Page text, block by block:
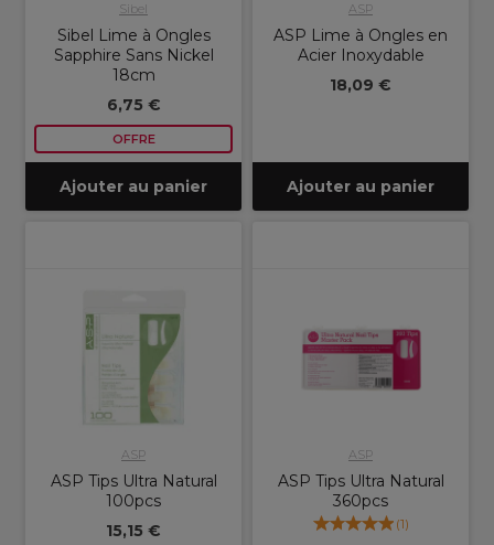
Sibel
Sibel Lime à Ongles
Sapphire Sans Nickel
18cm
6,75 €
OFFRE
Ajouter au panier
ASP
ASP Lime à Ongles en
Acier Inoxydable
18,09 €
Ajouter au panier
ASP
ASP Tips Ultra Natural
100pcs
15,15 €
ASP
ASP Tips Ultra Natural
360pcs
(1)